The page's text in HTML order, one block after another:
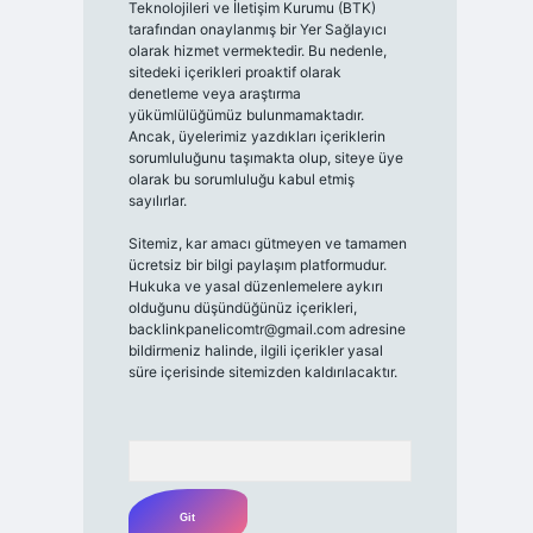
Teknolojileri ve İletişim Kurumu (BTK)
tarafından onaylanmış bir Yer Sağlayıcı
olarak hizmet vermektedir. Bu nedenle,
sitedeki içerikleri proaktif olarak
denetleme veya araştırma
yükümlülüğümüz bulunmamaktadır.
Ancak, üyelerimiz yazdıkları içeriklerin
sorumluluğunu taşımakta olup, siteye üye
olarak bu sorumluluğu kabul etmiş
sayılırlar.
Sitemiz, kar amacı gütmeyen ve tamamen
ücretsiz bir bilgi paylaşım platformudur.
Hukuka ve yasal düzenlemelere aykırı
olduğunu düşündüğünüz içerikleri,
backlinkpanelicomtr@gmail.comadresine
bildirmeniz halinde, ilgili içerikler yasal
süre içerisinde sitemizden kaldırılacaktır.